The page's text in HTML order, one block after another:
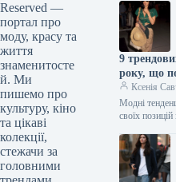
Reserved —
портал про
моду, красу та
життя
знаменитосте
й. Ми
пишемо про
культуру, кіно
та цікаві
колекції,
стежачи за
головними
9
року, що
х
Ксенія
Модні
своїх
фасони,